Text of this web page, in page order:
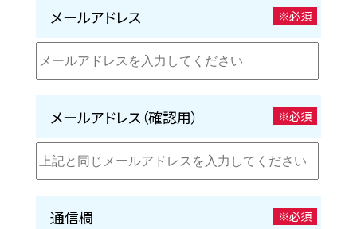
メールアドレス ※必須
メールアドレス（確認用） ※必須
通信欄 ※必須